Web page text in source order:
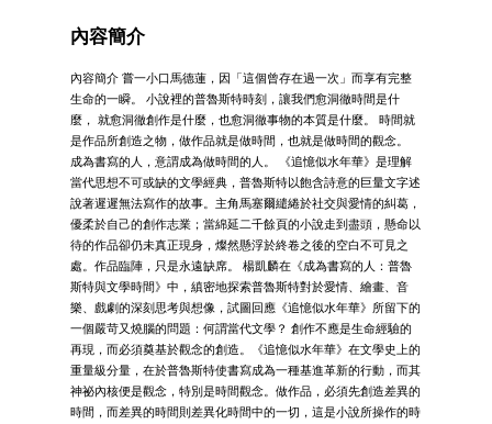
內容簡介
內容簡介 嘗一小口馬德蓮，因「這個曾存在過一次」而享有完整
生命的一瞬。 小說裡的普魯斯特時刻，讓我們愈洞徹時間是什
麼， 就愈洞徹創作是什麼，也愈洞徹事物的本質是什麼。 時間就
是作品所創造之物，做作品就是做時間，也就是做時間的觀念。
成為書寫的人，意謂成為做時間的人。 《追憶似水年華》是理解
當代思想不可或缺的文學經典，普魯斯特以飽含詩意的巨量文字述
說著遲遲無法寫作的故事。主角馬塞爾繾綣於社交與愛情的糾葛，
優柔於自己的創作志業；當綿延二千餘頁的小說走到盡頭，懸命以
待的作品卻仍未真正現身，燦然懸浮於終卷之後的空白不可見之
處。作品臨陣，只是永遠缺席。 楊凱麟在《成為書寫的人：普魯
斯特與文學時間》中，縝密地探索普魯斯特對於愛情、繪畫、音
樂、戲劇的深刻思考與想像，試圖回應《追憶似水年華》所留下的
一個嚴苛又燒腦的問題：何謂當代文學？ 創作不應是生命經驗的
再現，而必須奠基於觀念的創造。《追憶似水年華》在文學史上的
重量級分量，在於普魯斯特使書寫成為一種基進革新的行動，而其
神祕內核便是觀念，特別是時間觀念。做作品，必須先創造差異的
時間，而差異的時間則差異化時間中的一切，這是小說所操作的時